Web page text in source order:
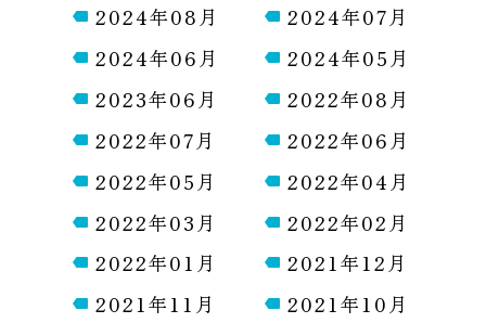
2024年08月
2024年07月
2024年06月
2024年05月
2023年06月
2022年08月
2022年07月
2022年06月
2022年05月
2022年04月
2022年03月
2022年02月
2022年01月
2021年12月
2021年11月
2021年10月